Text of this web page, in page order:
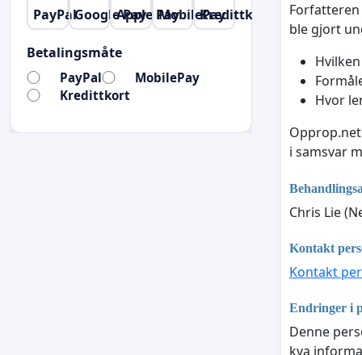
ble gjort
Hvor
i samsvar
Chris Lie
Kontakt
Kontakt
Endringer i
Denne
kva
PayPalGoogle PayApple PayMobilePayKredittkort
Betalingsmåte
PayPal
MobilePay
Kredittkort